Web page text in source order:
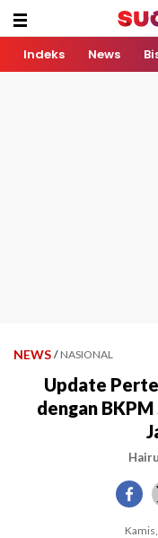
Indeks News
NEWS / NASIONAL
Update
dengan